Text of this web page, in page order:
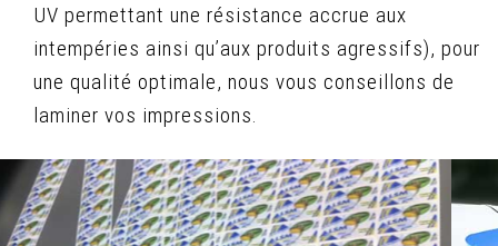
UV permettant une résistance accrue aux
intempéries ainsi qu’aux produits agressifs), pour
une qualité optimale, nous vous conseillons de
laminer vos impressions.